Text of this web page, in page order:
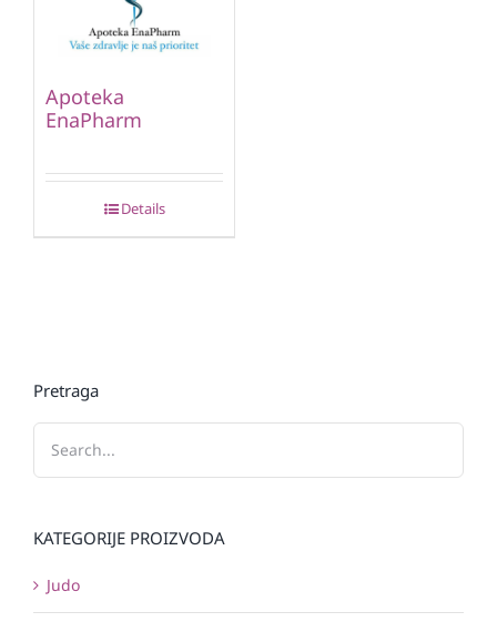
Apoteka
EnaPharm
Details
Pretraga
KATEGORIJE PROIZVODA
Judo